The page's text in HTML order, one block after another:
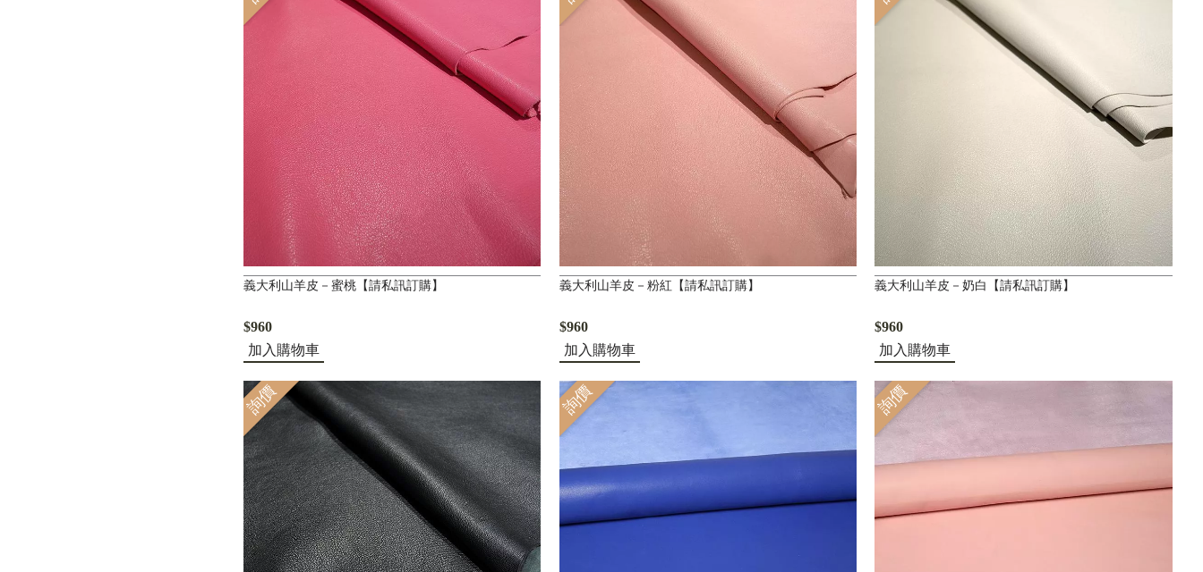
義大利山羊皮－蜜桃【請私訊訂購】
$960
加入購物車
義大利山羊皮－粉紅【請私訊訂購】
$960
加入購物車
義大利山羊皮－奶白【請私訊訂購】
$960
加入購物車
詢價 詢價 詢價